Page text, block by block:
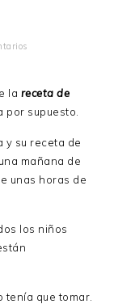
la receta de
supuesto.
y su receta de
mañana de
unas horas de
los niños
tenía que tomar.